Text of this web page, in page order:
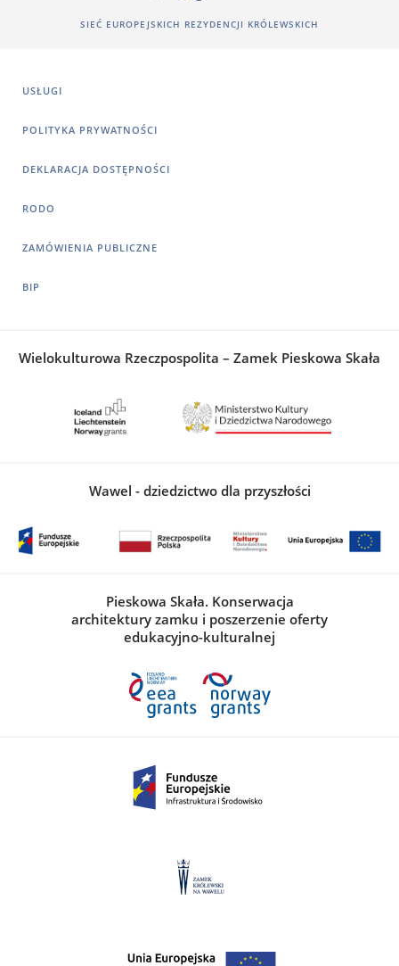
SIEĆ EUROPEJSKICH REZYDENCJI KRÓLEWSKICH
USŁUGI
POLITYKA PRYWATNOŚCI
DEKLARACJA DOSTĘPNOŚCI
RODO
ZAMÓWIENIA PUBLICZNE
BIP
Wielokulturowa Rzeczpospolita – Zamek Pieskowa Skała
Wawel - dziedzictwo dla przyszłości
Pieskowa Skała. Konserwacja
architektury zamku i poszerzenie oferty
edukacyjno-kulturalnej